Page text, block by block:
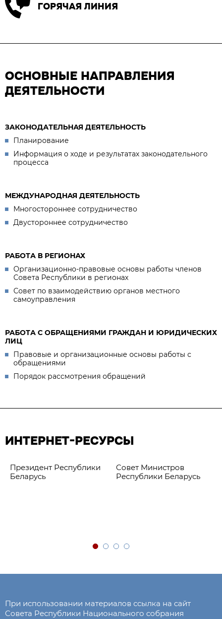
ГОРЯЧАЯ ЛИНИЯ
ОСНОВНЫЕ НАПРАВЛЕНИЯ
ДЕЯТЕЛЬНОСТИ
ЗАКОНОДАТЕЛЬНАЯ ДЕЯТЕЛЬНОСТЬ
Планирование
Информация о ходе и результатах законодательного
процесса
МЕЖДУНАРОДНАЯ ДЕЯТЕЛЬНОСТЬ
Многостороннее сотрудничество
Двустороннее сотрудничество
РАБОТА В РЕГИОНАХ
Организационно-правовые основы работы членов
Совета Республики в регионах
Совет по взаимодействию органов местного
самоуправления
РАБОТА С ОБРАЩЕНИЯМИ ГРАЖДАН И ЮРИДИЧЕСКИХ
ЛИЦ
Правовые и организационные основы работы с
обращениями
Порядок рассмотрения обращений
ИНТЕРНЕТ-РЕСУРСЫ
Президент Республики
Беларусь
Совет Министров
Республики Беларусь
При использовании материалов ссылка на сайт
Совета Республики Национального собрания